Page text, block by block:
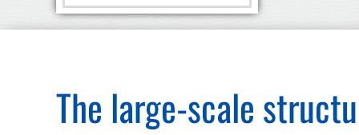
The large-scale